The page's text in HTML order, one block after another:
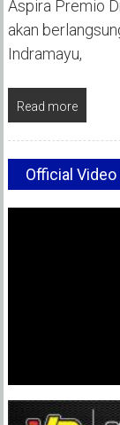
Aspira Premio
akan
Indramayu,
Read more
Official